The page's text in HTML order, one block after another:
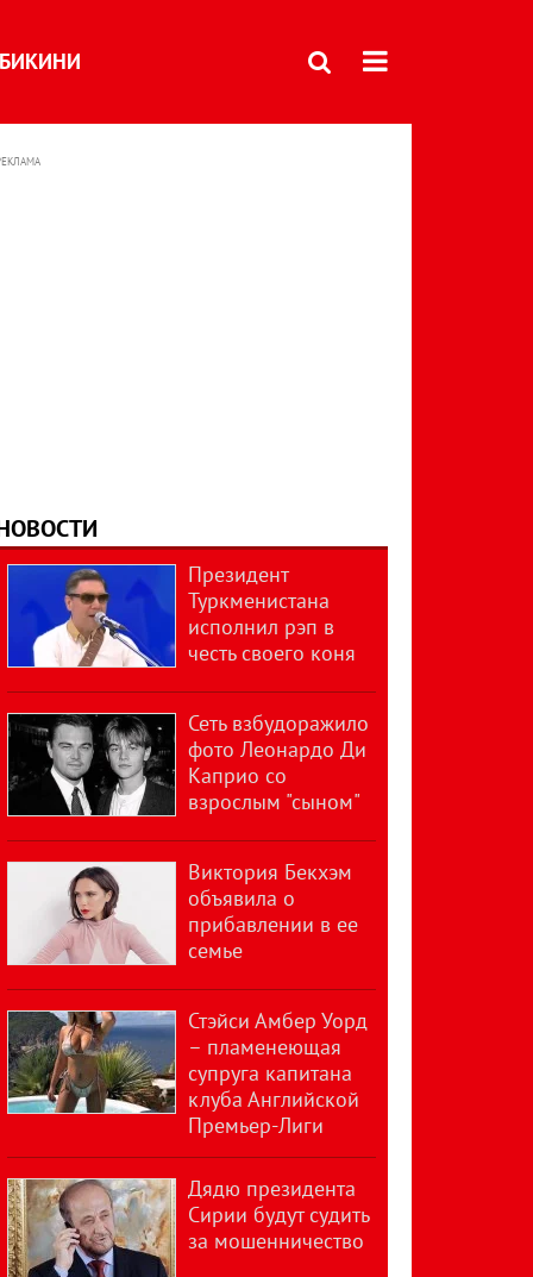
БИКИНИ
Президент
Туркменистана
исполнил рэп в
честь своего коня
Сеть взбудоражило
фото Леонардо Ди
Каприо со
взрослым "сыном"
Виктория Бекхэм
объявила о
прибавлении в ее
семье
Стэйси Амбер Уорд
– пламенеющая
супруга капитана
клуба Английской
Премьер-Лиги
Дядю президента
Сирии будут судить
за мошенничество